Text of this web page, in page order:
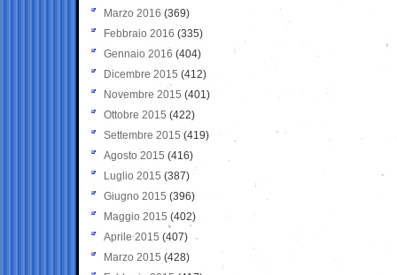
Marzo 2016 (369)
Febbraio 2016 (335)
Gennaio 2016 (404)
Dicembre 2015 (412)
Novembre 2015 (401)
Ottobre 2015 (422)
Settembre 2015 (419)
Agosto 2015 (416)
Luglio 2015 (387)
Giugno 2015 (396)
Maggio 2015 (402)
Aprile 2015 (407)
Marzo 2015 (428)